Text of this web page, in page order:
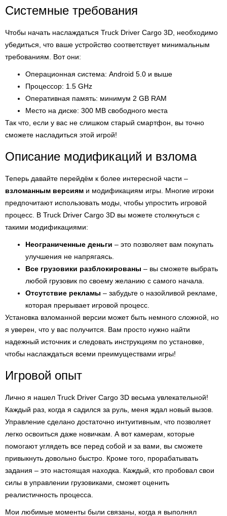
Системные требования
Чтобы начать наслаждаться Truck Driver Cargo 3D, необходимо
убедиться, что ваше устройство соответствует минимальным
требованиям. Вот они:
Операционная система: Android 5.0 и выше
Процессор: 1.5 GHz
Оперативная память: минимум 2 GB RAM
Место на диске: 300 MB свободного места
Так что, если у вас не слишком старый смартфон, вы точно
сможете насладиться этой игрой!
Описание модификаций и взлома
Теперь давайте перейдём к более интересной части –
взломанным версиям и модификациям игры. Многие игроки
предпочитают использовать моды, чтобы упростить игровой
процесс. В Truck Driver Cargo 3D вы можете столкнуться с
такими модификациями:
Неограниченные деньги – это позволяет вам покупать
улучшения не напрягаясь.
Все грузовики разблокированы – вы сможете выбрать
любой грузовик по своему желанию с самого начала.
Отсутствие рекламы – забудьте о назойливой рекламе,
которая прерывает игровой процесс.
Установка взломанной версии может быть немного сложной, но
я уверен, что у вас получится. Вам просто нужно найти
надежный источник и следовать инструкциям по установке,
чтобы наслаждаться всеми преимуществами игры!
Игровой опыт
Лично я нашел Truck Driver Cargo 3D весьма увлекательной!
Каждый раз, когда я садился за руль, меня ждал новый вызов.
Управление сделано достаточно интуитивным, что позволяет
легко освоиться даже новичкам. А вот камерам, которые
помогают углядеть все перед собой и за вами, вы сможете
привыкнуть довольно быстро. Кроме того, прорабатывать
задания – это настоящая находка. Каждый, кто пробовал свои
силы в управлении грузовиками, сможет оценить
реалистичность процесса.
Мои любимые моменты были связаны, когда я выполнял